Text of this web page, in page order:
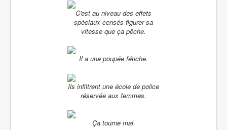
C'est au niveau des effets
spéciaux censés figurer sa
vitesse que ça pêche.
Il a une poupée fétiche.
Ils infiltrent une école de police
réservée aux femmes.
Ça tourne mal.